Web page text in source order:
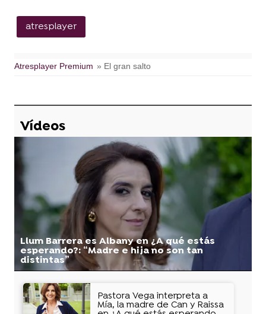
atresplayer
Atresplayer Premium » El gran salto
Vídeos
Llum Barrera es Albany en ¿A qué estás
esperando?: “Madre e hija no son tan
distintas”
Pastora Vega interpreta a
Mía, la madre de Can y Raissa